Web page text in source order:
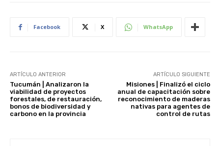
Facebook X WhatsApp
ARTÍCULO ANTERIOR
Tucumán | Analizaron la
viabilidad de proyectos
forestales, de restauración,
bonos de biodiversidad y
carbono en la provincia
ARTÍCULO SIGUIENTE
Misiones | Finalizó el ciclo
anual de capacitación sobre
reconocimiento de maderas
nativas para agentes de
control de rutas